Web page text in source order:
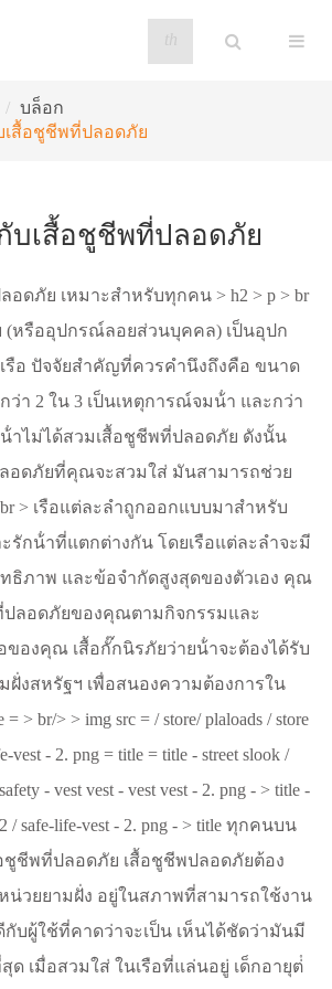
th
บล็อก
เสื้อชูชีพที่ปลอดภัย
กับเสื้อชูชีพที่ปลอดภัย
อดภัย เหมาะสําหรับทุกคน > h2 > p > br
(หรืออุปกรณ์ลอยส่วนบุคคล) เป็นอุปก
อ ปัจจัยสําคัญที่ควรคํานึงถึงคือ ขนาด
ว่า 2 ใน 3 เป็นเหตุการณ์จมน้ํา และกว่า
น้ําไม่ได้สวมเสื้อชูชีพที่ปลอดภัย ดังนั้น
อดภัยที่คุณจะสวมใส่ มันสามารถช่วย
> เรือแต่ละลําถูกออกแบบมาสําหรับ
รักน้ําที่แตกต่างกัน โดยเรือแต่ละลําจะมี
ธิภาพ และข้อจํากัดสูงสุดของตัวเอง คุณ
ปลอดภัยของคุณตามกิจกรรมและ
ของคุณ เสื้อกั๊กนิรภัยว่ายน้ําจะต้องได้รับ
ฝั่งสหรัฐฯ เพื่อสนองความต้องการใน
> br/> > img src = / store/ plaloads / store
vest - 2. png = title = title - street slook /
- vest vest - vest vest - 2. png - > title -
/ safe-life-vest - 2. png - > title ทุกคนบน
ชูชีพที่ปลอดภัย เสื้อชูชีพปลอดภัยต้อง
น่วยยามฝั่ง อยู่ในสภาพที่สามารถใช้งาน
บผู้ใช้ที่คาดว่าจะเป็น เห็นได้ชัดว่ามันมี
เมื่อสวมใส่ ในเรือที่แล่นอยู่ เด็กอายุต่ํ